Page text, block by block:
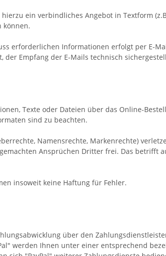
ein verbindliches Angebot in Textform
können.
erforderlichen Informationen erfolgt per E-
Empfang der E-Mails technisch
Texte oder Dateien über das Online-
sind zu beachten.
Namensrechte, Markenrechte)
Ansprüchen Dritter frei. Das betrifft
insoweit keine Haftung für Fehler.
über den
werden Ihnen unter einer entsprechend